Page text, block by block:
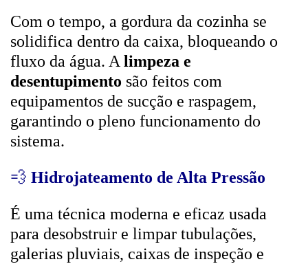
Com o tempo, a gordura da cozinha se
solidifica dentro da caixa, bloqueando o
fluxo da água. A limpeza e
desentupimento são feitos com
equipamentos de sucção e raspagem,
garantindo o pleno funcionamento do
sistema.
💨 Hidrojateamento de Alta Pressão
É uma técnica moderna e eficaz usada
para desobstruir e limpar tubulações,
galerias pluviais, caixas de inspeção e